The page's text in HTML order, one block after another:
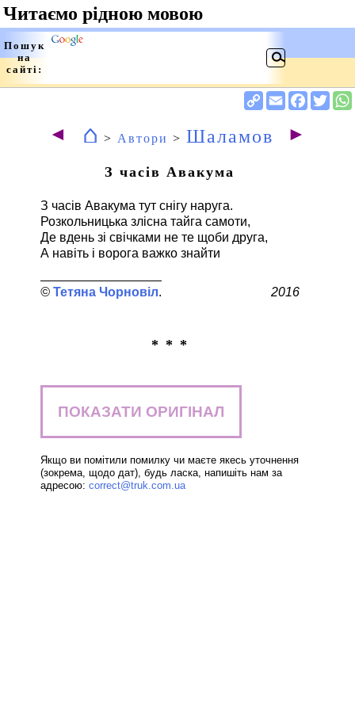
◄ ⌂ > Автори > Шаламов ►
З часів Авакума
З часів Авакума тут снігу наруга.
Розкольницька злісна тайга самоти,
Де вдень зі свічками не те щоби друга,
А навіть і ворога важко знайти
Тетяна Чорновіл 2016
* * *
ПОКАЗАТИ ОРИГІНАЛ
Якщо ви помітили помилку чи маєте якесь уточнення
(зокрема, щодо дат), будь ласка, напишіть нам за
адресою: correct@truk.com.ua